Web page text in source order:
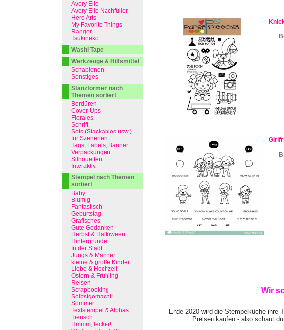
Wir
Ende 2020 wird die Stempelküche ihre
Preisen kaufen - also schaut
Avery Elle
Avery Elle Nachfüller
Hero Arts
My Favorite Things
Ranger
Tsukineko
Washi Tape
Werkzeuge & Hilfsmittel
Schablonen
Sonstiges
Stanzformen nach
Themen sortiert
Bordüren
Cover-Ups
Florales
Schrift
Sets (Stackables usw.)
für Szenerien
Tags, Labels, Banner
Verpackungen
Silhouetten
Interaktiv
Stempel nach Themen
sortiert
Baby
Blumig
Fantastisch
Geburtstag
Grafisches
Gute Gedanken
Herbst & Halloween
Hintergründe
In der Stadt
Jungs & Männer
kleine & große Kinder
Liebe & Hochzeit
Ostern & Frühling
Reisen
Scrapbooking
Selbstgemacht!
Sommer
Textstempel & Alphas
Tierisch
Hmmm, lecker!